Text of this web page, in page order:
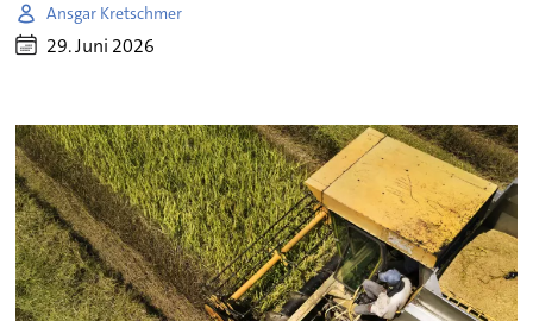
Ansgar Kretschmer
29. Juni 2026